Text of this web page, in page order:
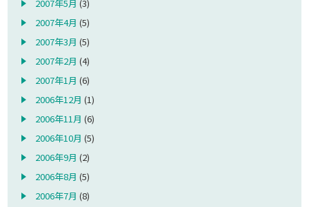
2007年5月 (3)
2007年4月 (5)
2007年3月 (5)
2007年2月 (4)
2007年1月 (6)
2006年12月 (1)
2006年11月 (6)
2006年10月 (5)
2006年9月 (2)
2006年8月 (5)
2006年7月 (8)